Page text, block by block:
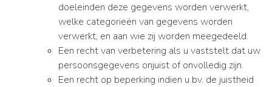
doeleinden deze gegevens worden verwerkt,
welke categorieën van gegevens worden
verwerkt, en aan wie zij worden meegedeeld.
Een recht van verbetering als u vaststelt dat uw
persoonsgegevens onjuist of onvolledig zijn.
Een recht op beperking indien u bv. de juistheid